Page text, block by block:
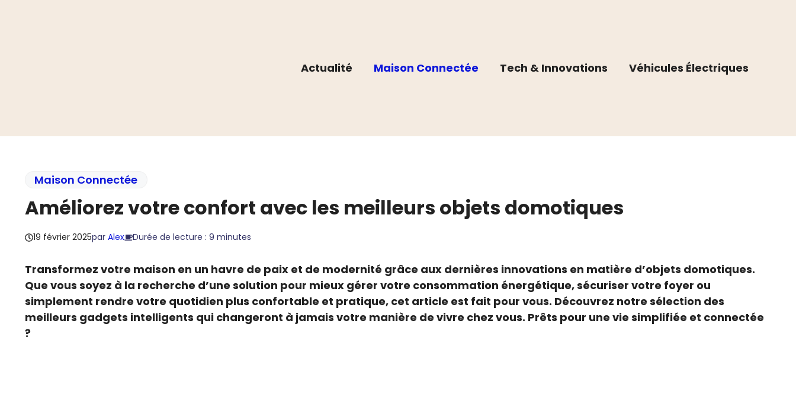
Actualité
Maison Connectée Tech & Innovations Véhicules Électriques
Maison Connectée
Améliorez votre confort avec les meilleurs objets domotiques
19 février 2025par Alex Durée de lecture : 9 minutes
Transformez votre maison en un havre de paix et de modernité grâce aux dernières innovations en matière d’objets domotiques.
Que vous soyez à la recherche d’une solution pour mieux gérer votre consommation énergétique, sécuriser votre foyer ou
simplement rendre votre quotidien plus confortable et pratique, cet article est fait pour vous. Découvrez notre sélection des
meilleurs gadgets intelligents qui changeront à jamais votre manière de vivre chez vous. Prêts pour une vie simplifiée et connectée
?